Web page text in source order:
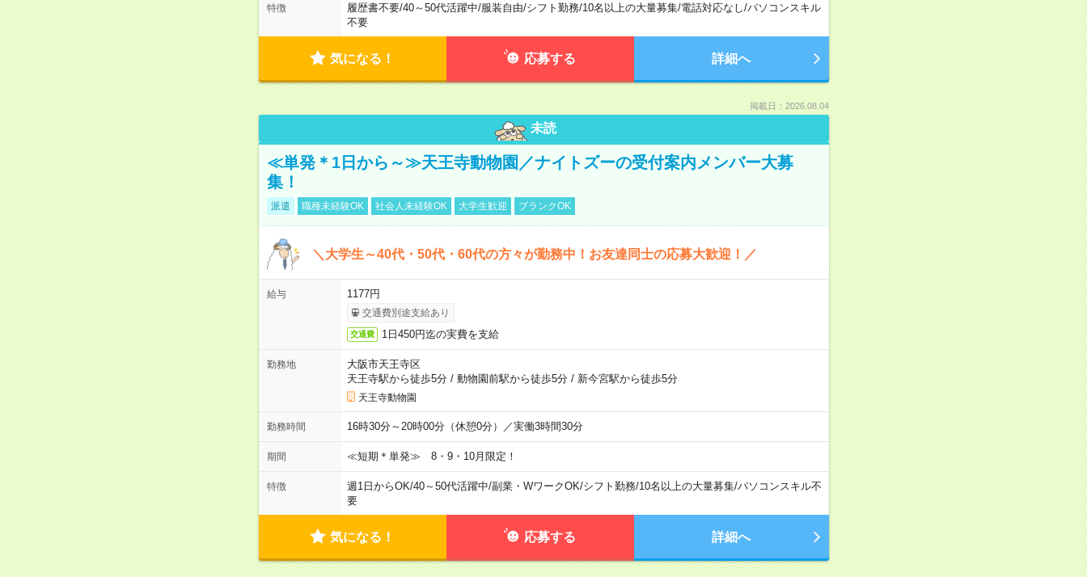
特徴 履歴書不要/40～50代活躍中/服装自由/シフト勤務/10名以上の大量募集/電話対応なし/パソコンスキル
不要
気になる！ 応募する 詳細へ
掲載日：2026.08.04
未読
≪単発＊1日から～≫天王寺動物園／ナイトズーの受付案内メンバー大募
集！
派遣 職種未経験OK 社会人未経験OK 大学生歓迎 ブランクOK
＼大学生～40代・50代・60代の方々が勤務中！お友達同士の応募大歓迎！／
給与 1177円
交通費別途支給あり
交通費 1日450円迄の実費を支給
勤務地
大阪市天王寺区
天王寺駅から徒歩5分/ 動物園前駅から徒歩5分/ 新今宮駅から徒歩5分
天王寺動物園
勤務時間 16時30分～20時00分（休憩0分）／実働3時間30分
期間 ≪短期＊単発≫ 8・9・10月限定！
特徴 週1日からOK/40～50代活躍中/副業・WワークOK/シフト勤務/10名以上の大量募集/パソコンスキル不
要
気になる！ 応募する 詳細へ